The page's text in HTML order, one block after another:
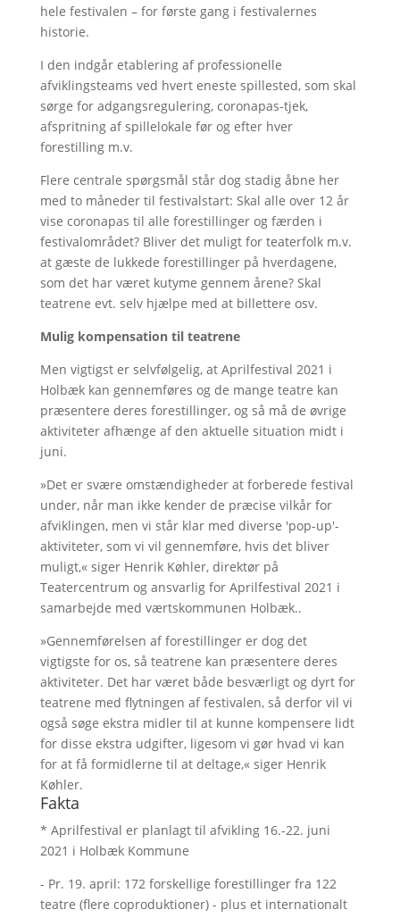
hele festivalen – for første gang i festivalernes
historie.
I den indgår etablering af professionelle
afviklingsteams ved hvert eneste spillested, som skal
sørge for adgangsregulering, coronapas-tjek,
afspritning af spillelokale før og efter hver
forestilling m.v.
Flere centrale spørgsmål står dog stadig åbne her
med to måneder til festivalstart: Skal alle over 12 år
vise coronapas til alle forestillinger og færden i
festivalområdet? Bliver det muligt for teaterfolk m.v.
at gæste de lukkede forestillinger på hverdagene,
som det har været kutyme gennem årene? Skal
teatrene evt. selv hjælpe med at billettere osv.
Mulig kompensation til teatrene
Men vigtigst er selvfølgelig, at Aprilfestival 2021 i
Holbæk kan gennemføres og de mange teatre kan
præsentere deres forestillinger, og så må de øvrige
aktiviteter afhænge af den aktuelle situation midt i
juni.
»Det er svære omstændigheder at forberede festival
under, når man ikke kender de præcise vilkår for
afviklingen, men vi står klar med diverse 'pop-up'-
aktiviteter, som vi vil gennemføre, hvis det bliver
muligt,« siger Henrik Køhler, direktør på
Teatercentrum og ansvarlig for Aprilfestival 2021 i
samarbejde med værtskommunen Holbæk..
»Gennemførelsen af forestillinger er dog det
vigtigste for os, så teatrene kan præsentere deres
aktiviteter. Det har været både besværligt og dyrt for
teatrene med flytningen af festivalen, så derfor vil vi
også søge ekstra midler til at kunne kompensere lidt
for disse ekstra udgifter, ligesom vi gør hvad vi kan
for at få formidlerne til at deltage,« siger Henrik
Køhler.
Fakta
* Aprilfestival er planlagt til afvikling 16.-22. juni
2021 i Holbæk Kommune
- Pr. 19. april: 172 forskellige forestillinger fra 122
teatre (flere coproduktioner) - plus et internationalt